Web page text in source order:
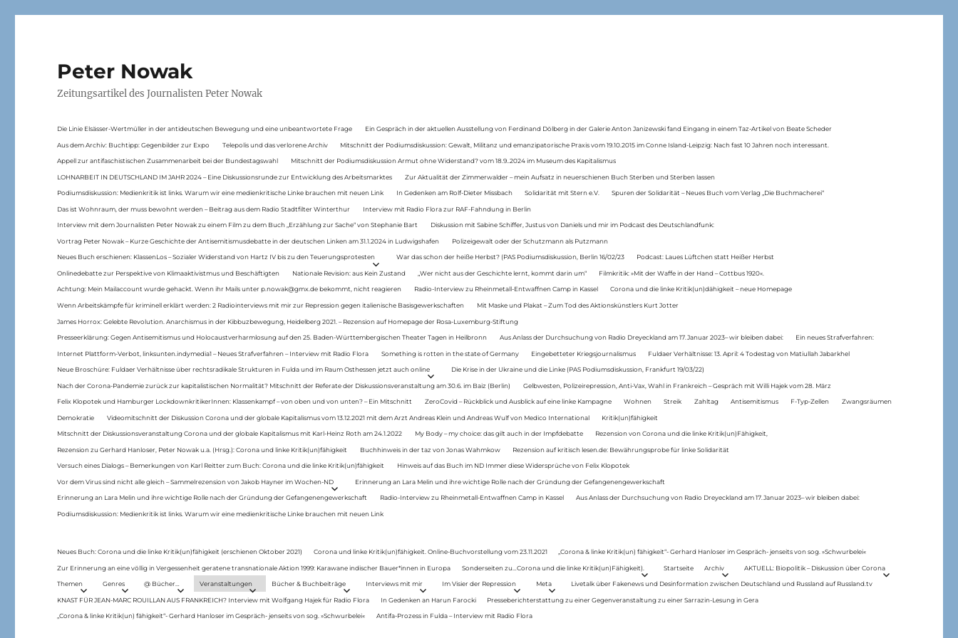
Peter Nowak
Zeitungsartikel des Journalisten Peter Nowak
Die Linie Elsässer-Wertmüller in der antideutschen Bewegung und eine unbeantwortete Frage Ein Gespräch in der aktuellen Ausstellung von Ferdinand Dölberg in der Galerie Anton Janizewski fand Eingang in einem Taz-Artikel von Beate Scheder
Aus dem Archiv: Buchtipp: Gegenbilder zur Expo Telepolis und das verlorene Archiv Mitschnitt der Podiumsdiskussion: Gewalt, Militanz und emanzipatorische Praxis vom 19.10.2015 im Conne Island-Leipzig: Nach fast 10 Jahren noch interessant.
Appell zur antifaschistischen Zusammenarbeit bei der Bundestagswahl Mitschnitt der Podiumsdiskussion Armut ohne Widerstand? vom 18.9..2024 im Museum des Kapitalismus
LOHNARBEIT IN DEUTSCHLAND IM JAHR 2024 – Eine Diskussionsrunde zur Entwicklung des Arbeitsmarktes Zur Aktualität der Zimmerwalder – mein Aufsatz in neuerschienen Buch Sterben und Sterben lassen
Podiumsdiskussion: Medienkritik ist links. Warum wir eine medienkritische Linke brauchen mit neuen Link In Gedenken am Rolf-Dieter Missbach Solidarität mit Stern e.V. Spuren der Solidarität – Neues Buch vom Verlag „Die Buchmacherei“
Das ist Wohnraum, der muss bewohnt werden – Beitrag aus dem Radio Stadtfilter Winterthur Interview mit Radio Flora zur RAF-Fahndung in Berlin
Interview mit dem Journalisten Peter Nowak zu einem Film zu dem Buch „Erzählung zur Sache“ von Stephanie Bart Diskussion mit Sabine Schiffer, Justus von Daniels und mir im Podcast des Deutschlandfunk:
Vortrag Peter Nowak – Kurze Geschichte der Antisemitismusdebatte in der deutschen Linken am 31.1.2024 in Ludwigshafen Polizeigewalt oder der Schutzmann als Putzmann
Neues Buch erschienen: KlassenLos – Sozialer Widerstand von Hartz IV bis zu den Teuerungsprotesten War das schon der heiße Herbst? (PAS Podiumsdiskussion, Berlin 16/02/23 Podcast: Laues Lüftchen statt Heißer Herbst
Onlinedebatte zur Perspektive von Klimaaktivistmus und Beschäftigten Nationale Revision: aus Kein Zustand „Wer nicht aus der Geschichte lernt, kommt darin um“ Filmkritik: »Mit der Waffe in der Hand – Cottbus 1920«.
Achtung: Mein Mailaccount wurde gehackt. Wenn ihr Mails unter p.nowak@gmx.de bekommt, nicht reagieren Radio-Interview zu Rheinmetall-Entwaffnen Camp in Kassel Corona und die linke Kritik(un)dähigkeit – neue Homepage
Wenn Arbeitskämpfe für kriminell erklärt werden: 2 Radiointerviews mit mir zur Repression gegen italienische Basisgewerkschaften Mit Maske und Plakat – Zum Tod des Aktionskünstlers Kurt Jotter
James Horrox: Gelebte Revolution. Anarchismus in der Kibbuzbewegung, Heidelberg 2021. – Rezension auf Homepage der Rosa-Luxemburg-Stiftung
Presseerklärung: Gegen Antisemitismus und Holocaustverharmlosung auf den 25. Baden-Württembergischen Theater Tagen in Heilbronn Aus Anlass der Durchsuchung von Radio Dreyeckland am 17.Januar 2023– wir bleiben dabei: Ein neues Strafverfahren:
Internet Plattform-Verbot, linksunten.indymedia1 – Neues Strafverfahren – Interview mit Radio Flora Something is rotten in the state of Germany Eingebetteter Kriegsjournalismus Fuldaer Verhältnisse: 13. April: 4 Todestag von Matiul­lah Jabarkhel
Neue Broschüre: Fuldaer Verhältnisse über rechtsradikale Strukturen in Fulda und im Raum Osthessen jetzt auch online Die Krise in der Ukraine und die Linke (PAS Podiumsdiskussion, Frankfurt 19/03/22)
Nach der Corona-Pandemie zurück zur kapitalistischen Normalität? Mitschnitt der Referate der Diskussionsveranstaltung am 30.6. im Baiz (Berlin) Gelbwesten, Polizeirepression, Anti-Vax, Wahl in Frankreich – Gespräch mit Willi Hajek vom 28. März
Felix Klopotek und Hamburger LockdownkritikerInnen: Klassenkampf – von oben und von unten? – Ein Mitschnitt ZeroCovid – Rückblick und Ausblick auf eine linke Kampagne Wohnen Streik Zahltag Antisemitismus F-Typ-Zellen Zwangsräumen
Demokratie Videomitschnitt der Diskussion Corona und der globale Kapitalismus vom 13.12.2021 mit dem Arzt Andreas Klein und Andreas Wulf von Medico International Kritik(un)fähigkeit
Mitschnitt der Diskussionsveranstaltung Corona und der globale Kapitalismus mit Karl-Heinz Roth am 24.1.2022 My Body – my choice: das gilt auch in der Impfdebatte Rezension von Corona und die linke Kritik(un)Fähigkeit,
Rezension zu Gerhard Hanloser, Peter Nowak u.a. (Hrsg.): Corona und linke Kritik(un)fähigkeit Buchhinweis in der taz von Jonas Wahmkow Rezension auf kritisch lesen.de: Bewährungsprobe für linke Solidarität
Versuch eines Dialogs – Bemerkungen von Karl Reitter zum Buch: Corona und die linke Kritik(un)fähigkeit Hinweis auf das Buch im ND Immer diese Widersprüche von Felix Klopotek
Vor dem Virus sind nicht alle gleich – Sammelrezension von Jakob Hayner im Wochen-ND Erinnerung an Lara Melin und ihre wichtige Rolle nach der Gründung der Gefangenengewerkschaft
Erinnerung an Lara Melin und ihre wichtige Rolle nach der Gründung der Gefangenengewerkschaft Radio-Interview zu Rheinmetall-Entwaffnen Camp in Kassel Aus Anlass der Durchsuchung von Radio Dreyeckland am 17.Januar 2023– wir bleiben dabei:
Podiumsdiskussion: Medienkritik ist links. Warum wir eine medienkritische Linke brauchen mit neuen Link
Neues Buch: Corona und die linke Kritik(un)fähigkeit (erschienen Oktober 2021) Corona und linke Kritik(un)fähigkeit. Online-Buchvorstellung vom 23.11.2021 „Corona & linke Kritik(un) fähigkeit“- Gerhard Hanloser im Gespräch- jenseits von sog. »Schwurbelei«
Zur Erinnerung an eine völlig in Vergessenheit geratene transnationale Aktion 1999: Karawane indischer Bauer*innen in Europa Sonderseiten zu…Corona und die linke Kritik(un)Fähigkeit). Startseite Archiv AKTUELL: Biopolitik – Diskussion über Corona
Themen Genres @ Bücher… Veranstaltungen Bücher & Buchbeiträge Interviews mit mir Im Visier der Repression Meta Livetalk über Fakenews und Desinformation zwischen Deutschland und Russland auf Russland.tv
KNAST FÜR JEAN-MARC ROUILLAN AUS FRANKREICH? Interview mit Wolfgang Hajek für Radio Flora In Gedenken an Harun Farocki Presseberichterstattung zu einer Gegenveranstaltung zu einer Sarrazin-Lesung in Gera
„Corona & linke Kritik(un) fähigkeit“- Gerhard Hanloser im Gespräch- jenseits von sog. »Schwurbelei« Antifa-Prozess in Fulda – Interview mit Radio Flora